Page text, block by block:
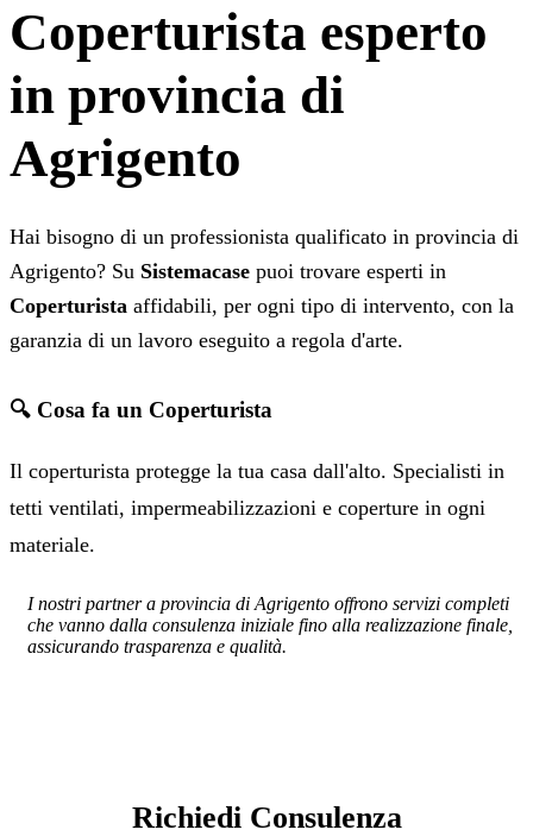
Coperturista esperto
in provincia di
Agrigento
Hai bisogno di un professionista qualificato in provincia di
Agrigento? Su Sistemacase puoi trovare esperti in
Coperturista affidabili, per ogni tipo di intervento, con la
garanzia di un lavoro eseguito a regola d'arte.
🔍 Cosa fa un Coperturista
Il coperturista protegge la tua casa dall'alto. Specialisti in
tetti ventilati, impermeabilizzazioni e coperture in ogni
materiale.
I nostri partner a provincia di Agrigento offrono servizi completi
che vanno dalla consulenza iniziale fino alla realizzazione finale,
assicurando trasparenza e qualità.
Richiedi Consulenza